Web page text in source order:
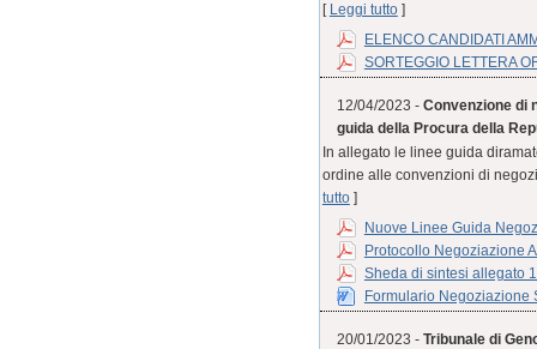
[
Leggi tutto]
ELENCO CANDIDATI
SORTEGGIO LETTERA
12/04/2023 - Convenzione di
guida della Procura della
In allegato le linee guida
ordine alle convenzioni di
tutto]
Nuove Linee Guida
Protocollo Negoziazione
Sheda di sintesi allegato
Formulario Negoziazione
20/01/2023 - Tribunale di